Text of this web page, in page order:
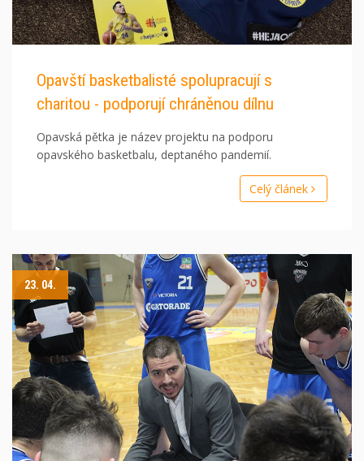
Opavští basketbalisté spolupracují s
charitou - podporují chráněnou dílnu
Opavská pětka je název projektu na podporu
opavského basketbalu, deptaného pandemií.
Celý článek
23. 04.